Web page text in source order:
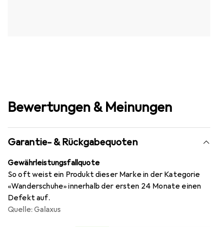
Bewertungen & Meinungen
Garantie- & Rückgabequoten
Gewährleistungsfallquote
So oft weist ein Produkt dieser Marke in der Kategorie
«Wanderschuhe» innerhalb der ersten 24 Monate einen
Defekt auf.
Quelle: Galaxus